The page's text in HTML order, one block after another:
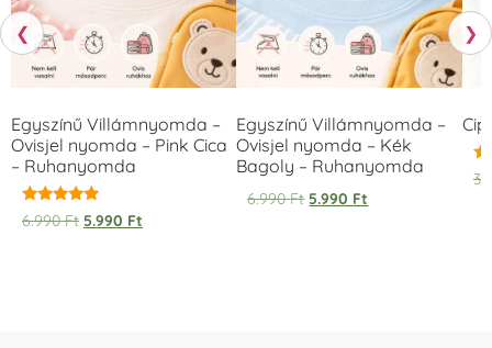
❮
Egyszínű Villámnyomda –
Ovisjel nyomda – Pink Cica
– Ruhanyomda
Értékelés:
5.00
6.990Ft 5.990 Ft
Egyszínű Villámnyomda –
Ovisjel nyomda – Kék
Bagoly – Ruhanyomda
6.990Ft 5.990 Ft
❯